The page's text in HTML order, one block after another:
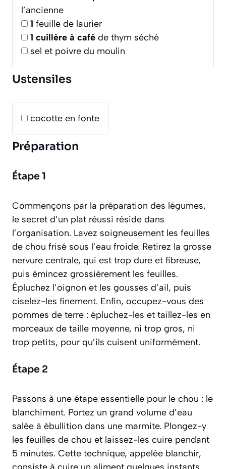
l’ancienne
1 feuille de laurier
1 cuillère à café de thym séché
sel et poivre du moulin
Ustensiles
cocotte en fonte
Préparation
Étape 1
Commençons par la préparation des légumes,
le secret d’un plat réussi réside dans
l’organisation. Lavez soigneusement les feuilles
de chou frisé sous l’eau froide. Retirez la grosse
nervure centrale, qui est trop dure et fibreuse,
puis émincez grossièrement les feuilles.
Épluchez l’oignon et les gousses d’ail, puis
ciselez-les finement. Enfin, occupez-vous des
pommes de terre : épluchez-les et taillez-les en
morceaux de taille moyenne, ni trop gros, ni
trop petits, pour qu’ils cuisent uniformément.
Étape 2
Passons à une étape essentielle pour le chou : le
blanchiment. Portez un grand volume d’eau
salée à ébullition dans une marmite. Plongez-y
les feuilles de chou et laissez-les cuire pendant
5 minutes. Cette technique, appelée blanchir,